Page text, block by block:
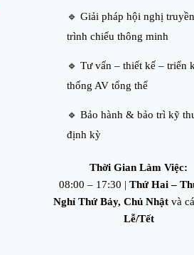
🔹 Giải pháp hội nghị
trình chiếu thông minh
🔹 Tư vấn – thiết kế – triển
thống AV tổng thể
🔹 Bảo hành & bảo trì kỹ
định kỳ
Thời Gian Làm Việc:
08:00 – 17:30 | Thứ Hai –
Nghỉ Thứ Bảy, Chủ Nhậtvà
Lễ/Tết